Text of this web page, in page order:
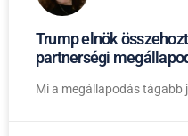
Trump elnök
partnerségi
Mi a megállapodás tágabb